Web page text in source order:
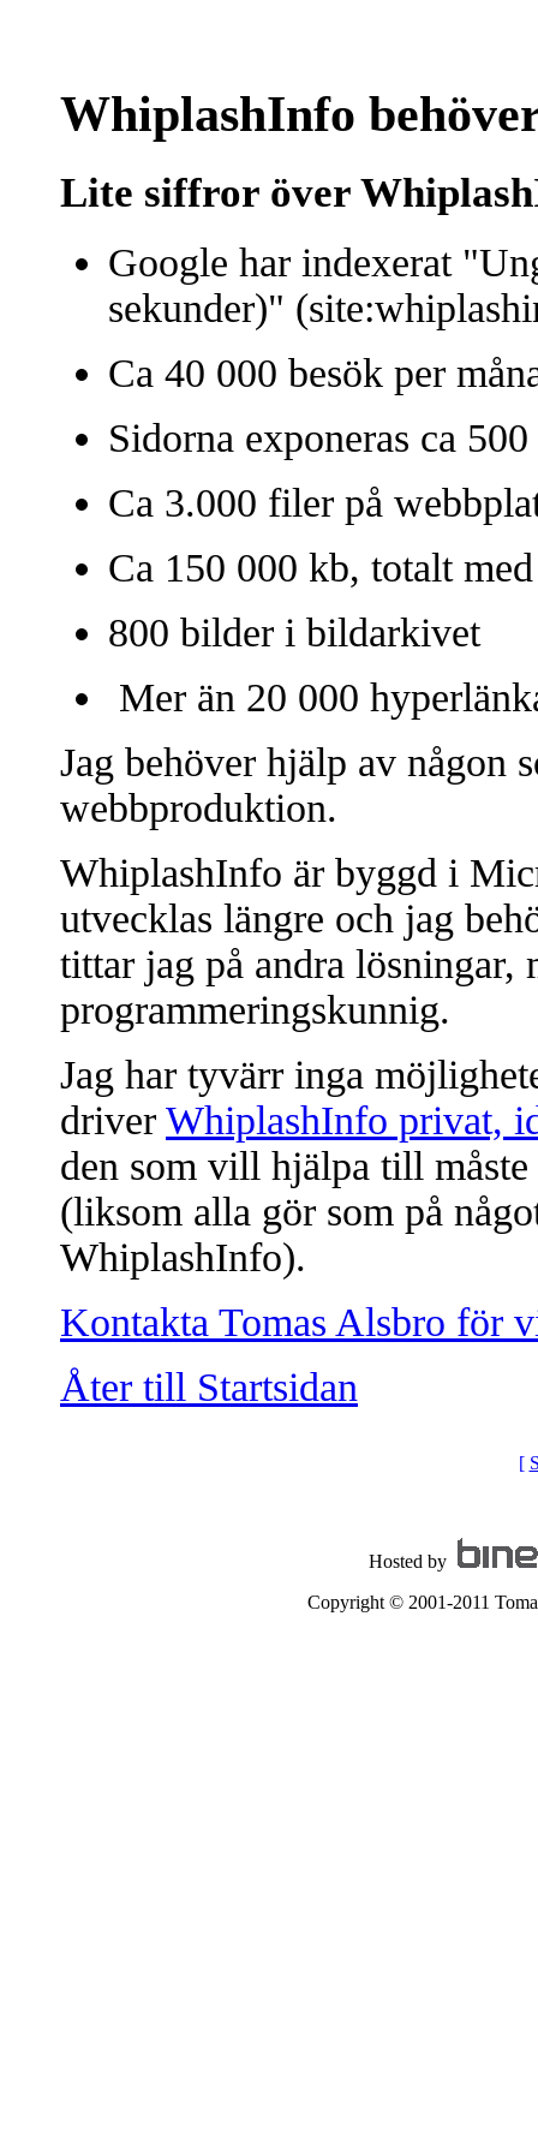
WhiplashInfo
Lite siffror över
Google har indexerat
sekunder)"
Ca 40 000 besök per
Sidorna exponeras ca
Ca 3.000 filer på
Ca 150 000 kb, totalt
800 bilder i bildarkivet
Mer än 20 000
Jag behöver hjälp av någon
webbproduktion.
WhiplashInfo är byggd i
utvecklas längre och jag
tittar jag på andra lösningar,
programmeringskunnig.
Jag har tyvärr inga
driver WhiplashInfo privat,
den som vill hjälpa till
(liksom alla gör som på
WhiplashInfo).
Kontakta Tomas Alsbro för
Åter till Startsidan
[
Hosted by
Copyright © 2001-2011